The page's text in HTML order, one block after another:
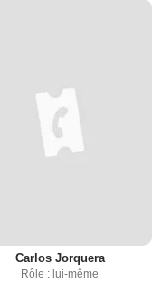
Carlos Jorquera
Rôle : lui-même